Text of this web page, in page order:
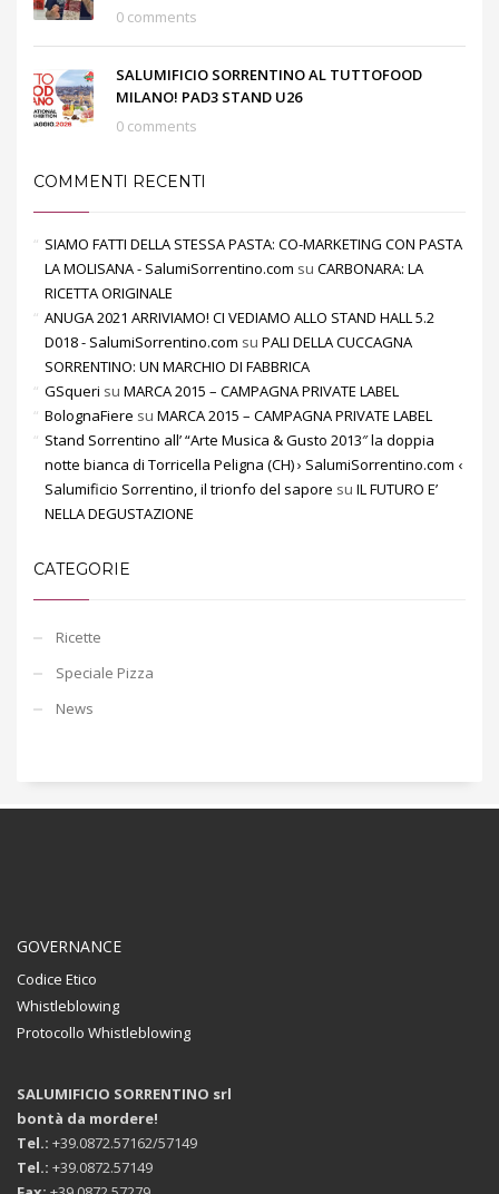
0 comments
SALUMIFICIO SORRENTINO AL TUTTOFOOD
MILANO! PAD3 STAND U26
0 comments
COMMENTI RECENTI
SIAMO FATTI DELLA STESSA PASTA: CO-MARKETING CON PASTA
LA MOLISANA - SalumiSorrentino.com su CARBONARA: LA
RICETTA ORIGINALE
ANUGA 2021 ARRIVIAMO! CI VEDIAMO ALLO STAND HALL 5.2
D018 - SalumiSorrentino.com su PALI DELLA CUCCAGNA
SORRENTINO: UN MARCHIO DI FABBRICA
GSqueri su MARCA 2015 – CAMPAGNA PRIVATE LABEL
BolognaFiere su MARCA 2015 – CAMPAGNA PRIVATE LABEL
Stand Sorrentino all’ “Arte Musica & Gusto 2013″ la doppia
notte bianca di Torricella Peligna (CH) › SalumiSorrentino.com ‹
Salumificio Sorrentino, il trionfo del sapore su IL FUTURO E’
NELLA DEGUSTAZIONE
CATEGORIE
Ricette
Speciale Pizza
News
GOVERNANCE
Codice Etico
Whistleblowing
Protocollo Whistleblowing
SALUMIFICIO SORRENTINO srl
bontà da mordere!
Tel.: +39.0872.57162/57149
Tel.: +39.0872.57149